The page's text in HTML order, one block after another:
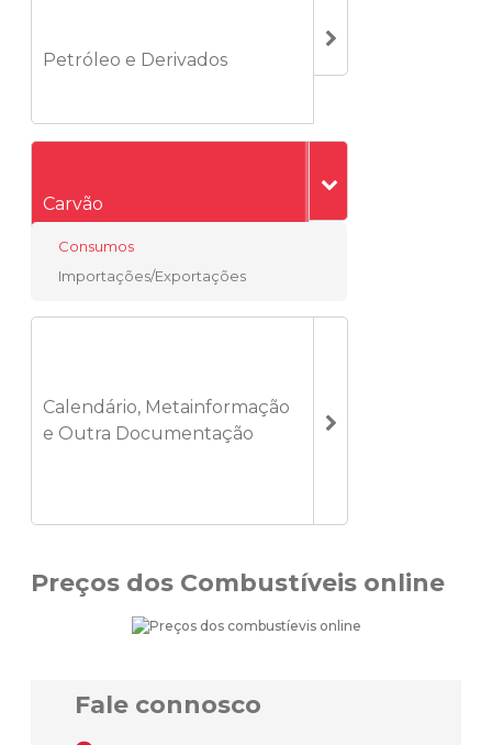
Petróleo e Derivados
Carvão
Consumos
Importações/Exportações
Calendário, Metainformação
e Outra Documentação
Preços dos Combustíveis online
Fale connosco